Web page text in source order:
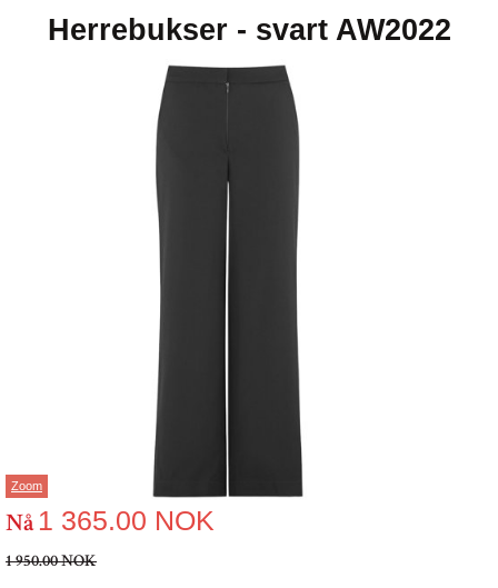
Herrebukser - svart AW2022
Zoom
Nå 1 365.00 NOK
1 950.00 NOK